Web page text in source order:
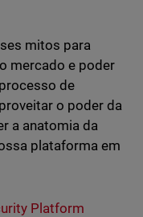
mitos para
mercado e poder
de
o poder da
a anatomia da
plataforma em
Platform